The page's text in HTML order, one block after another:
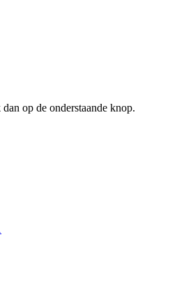
op de onderstaande knop.